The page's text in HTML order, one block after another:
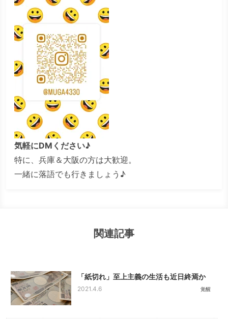
気軽にDMください♪
特に、兵庫＆大阪の方は大歓迎。
一緒に落語でも行きましょう♪
関連記事
「紙切れ」至上主義の生活も近日終焉か
2021.4.6 覚醒